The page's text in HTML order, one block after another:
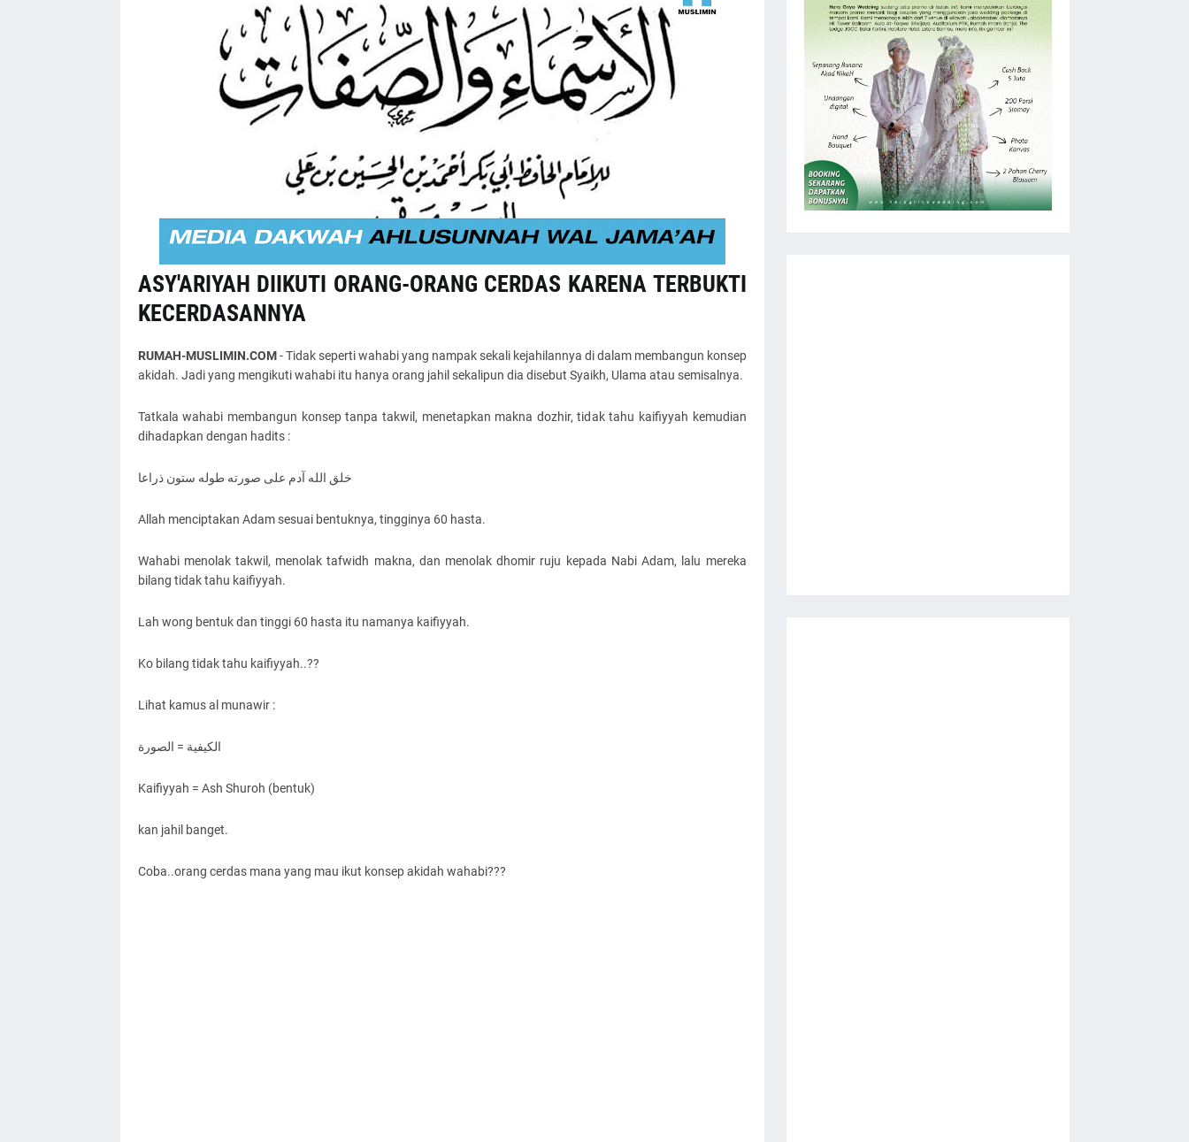
ASY'ARIYAH DIIKUTI ORANG-ORANG CERDAS KARENA TERBUKTI
KECERDASANNYA
RUMAH-MUSLIMIN.COM- Tidak seperti wahabi yang nampak sekali kejahilannya di dalam membangun konsep
akidah. Jadi yang mengikuti wahabi itu hanya orang jahil sekalipun dia disebut Syaikh, Ulama atau semisalnya.
Tatkala wahabi membangun konsep tanpa takwil, menetapkan makna dozhir, tidak tahu kaifiyyah kemudian
dihadapkan dengan hadits :
خلق الله آدم علی صورته طوله ستون ذراعا
Allah menciptakan Adam sesuai bentuknya, tingginya 60 hasta.
Wahabi menolak takwil, menolak tafwidh makna, dan menolak dhomir ruju kepada Nabi Adam, lalu mereka
bilang tidak tahu kaifiyyah.
Lah wong bentuk dan tinggi 60 hasta itu namanya kaifiyyah.
Ko bilang tidak tahu kaifiyyah..??
Lihat kamus al munawir :
Kaifiyyah = Ash Shuroh (bentuk)
kan jahil banget.
Coba..orang cerdas mana yang mau ikut konsep akidah wahabi???